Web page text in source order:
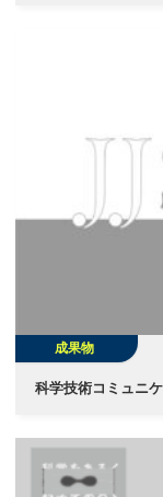
成果物
科学技術コミュニ